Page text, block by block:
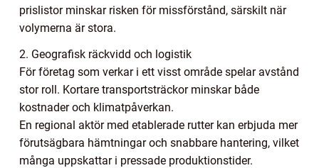
prislistor minskar risken för missförstånd, särskilt när
volymerna är stora.
2. Geografisk räckvidd och logistik
För företag som verkar i ett visst område spelar avstånd
stor roll. Kortare transportsträckor minskar både
kostnader och klimatpåverkan.
En regional aktör med etablerade rutter kan erbjuda mer
förutsägbara hämtningar och snabbare hantering, vilket
många uppskattar i pressade produktionstider.